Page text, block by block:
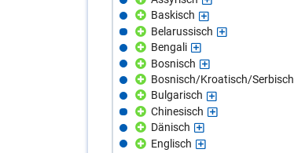
Baskisch
Belarussisch
Bengali
Bosnisch
Bosnisch/Kroatisch/Serbisch
Bulgarisch
Chinesisch
Dänisch
Englisch